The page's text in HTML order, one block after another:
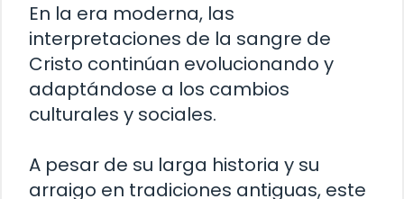
En la era moderna, las
interpretaciones de la sangre de
Cristo continúan evolucionando y
adaptándose a los cambios
culturales y sociales.
A pesar de su larga historia y su
arraigo en tradiciones antiguas, este